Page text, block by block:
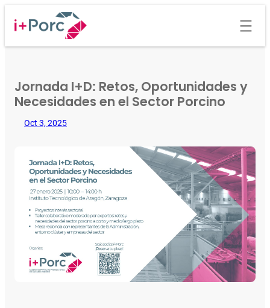
contenido
Jornada I+D: Retos, Oportunidades y
Necesidades en el Sector Porcino
Oct 3, 2025